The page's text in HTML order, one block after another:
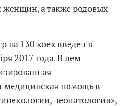
а также родовых
на 130 коек введен в
2017 года. В нем
медицинская помощь в
неонатологии»,